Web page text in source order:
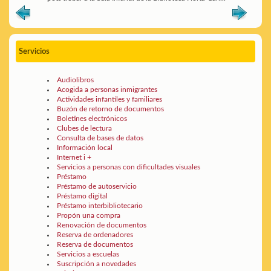
Servicios
Audiolibros
Acogida a personas inmigrantes
Actividades infantiles y familiares
Buzón de retorno de documentos
Boletines electrónicos
Clubes de lectura
Consulta de bases de datos
Información local
Internet i +
Servicios a personas con dificultades visuales
Préstamo
Préstamo de autoservicio
Préstamo digital
Préstamo interbibliotecario
Propón una compra
Renovación de documentos
Reserva de ordenadores
Reserva de documentos
Servicios a escuelas
Suscripción a novedades